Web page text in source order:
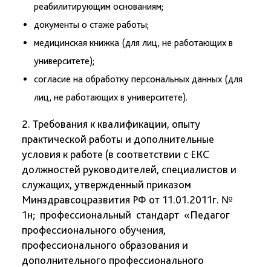
реабилитирующим основаниям;
документы о стаже работы;
медицинская книжка (для лиц, не работающих в
университете);
согласие на обработку персональных данных (для
лиц, не работающих в университете).
2. Требования к квалификации, опыту
практической работы и дополнительные
условия к работе (в соответствии с ЕКС
должностей руководителей, специалистов и
служащих, утвержденный приказом
Минздравсоцразвития РФ от 11.01.2011г. №
1н; профессиональный стандарт «Педагог
профессионального обучения,
профессионального образования и
дополнительного профессионального